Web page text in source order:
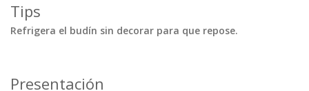
Tips
Refrigera el budín sin decorar para que repose.
Presentación